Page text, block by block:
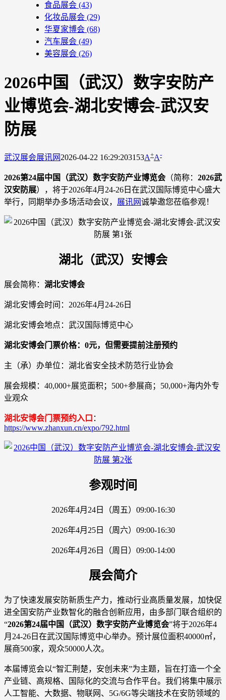
食品展会 (43)
化妆品展会 (29)
华夏家博会 (68)
汽车展会 (49)
美容展会 (26)
2026中国（武汉）数字安防产
业博览会-湖北安博会-武汉安
防展
武汉展会展讯网 2026-04-22 16:29:203153A+A-
2026第24届中国（武汉）数字安防产业博览会 （简称： 2026武
汉安防展），将于2026年4月24-26日在武汉国际博览中心盛大
举行，同期举办多场活动会议， 展讯网诚挚邀您莅临参观！
湖北（武汉）安博会
展会简称： 湖北安博会
湖北安博会时间：2026年4月24-26日
湖北安博会地点：武汉国际博览中心
湖北安博会门票价格：0元，但需要提前注册预约
主（承）办单位：湖北省安全技术防范行业协会
展会规模：40,000+展览面积；500+参展商；50,000+海内外专
业观众
湖北安博会门票预约入口 ：
https://www.zhanxun.cn/expo/792.html
参观时间
2026年4月24日（周五）09:00-16:30
2026年4月25日（周六）09:00-16:30
2026年4月26日（周日）09:00-14:00
展会简介
为了快速发展安防新质生产力，推动行业高质量发展，加快促
进全国安防产业数智化的融合创新应用，由多部门联合组织的
“2026第24届中国（武汉）数字安防产业博览会”将于2026年4
月24-26日在武汉国际博览中心举办。预计展位面积40000㎡，
展商500家，观众50000人次。
本届博览会以“智汇荆楚，安创未来”为主题，旨在打造一个全
产业链、高规格、国际化的交流与合作平台。我们将集中展示
人工智能、大数据、物联网、5G/6G等尖端技术在安防领域的